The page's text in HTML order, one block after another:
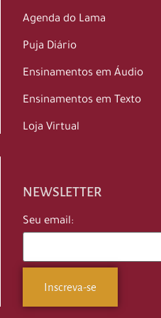
Agenda do Lama
Puja Diário
Ensinamentos em Áudio
Ensinamentos em Texto
Loja Virtual
NEWSLETTER
Seu email: